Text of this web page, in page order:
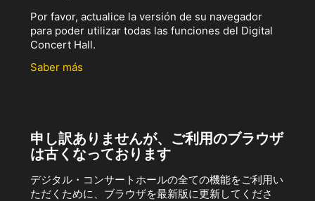
Por favor, actualice la versión de su navegador
para poder utilizar todas las funciones del Digital
Concert Hall.
Saber más
申し訳ありませんが、ご利用のブラウザ
は古くなっております
デジタル・コンサートホールの全ての機能をご利用い
ただくために、ブラウザを最新版に更新してくださ